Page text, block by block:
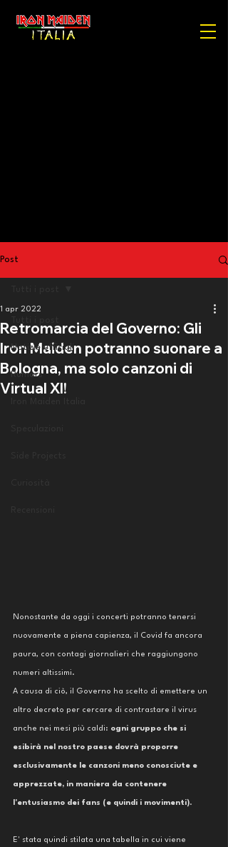
Post
Notizie ufficiali
Rumors
Retromarcia del Governo: Gli
Iron Maiden potranno suonare a
Bologna, ma solo canzoni di
Virtual XI!
1 apr 2022
Nonostante da oggi i concerti potranno tenersi
nuovamente a piena capienza, il Covid fa ancora
paura, con contagi giornalieri che raggiungono
numeri altissimi.
A causa di ciò, il Governo ha scelto di emettere un
altro decreto per cercare di contrastare il virus
anche nei mesi più caldi: ogni gruppo che si
esibirà nel nostro paese dovrà proporre
esclusivamente le canzoni meno conosciute e
apprezzate, in maniera da contenere
l'entusiasmo dei fans (e quindi i movimenti).
E' stata quindi stilata una tabella in cui viene